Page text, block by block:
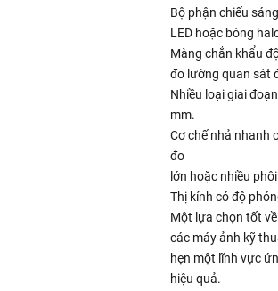
Bộ phận chiếu
LED hoặc bóng
Màng chắn khẩu
đo lường quan sát
Nhiều loại giai
mm.
Cơ chế nhả nhanh
đo
lớn hoặc nhiều
Thị kính có độ
Một lựa chọn tốt
các máy ảnh kỹ
hẹn một lĩnh vực
hiệu quả.